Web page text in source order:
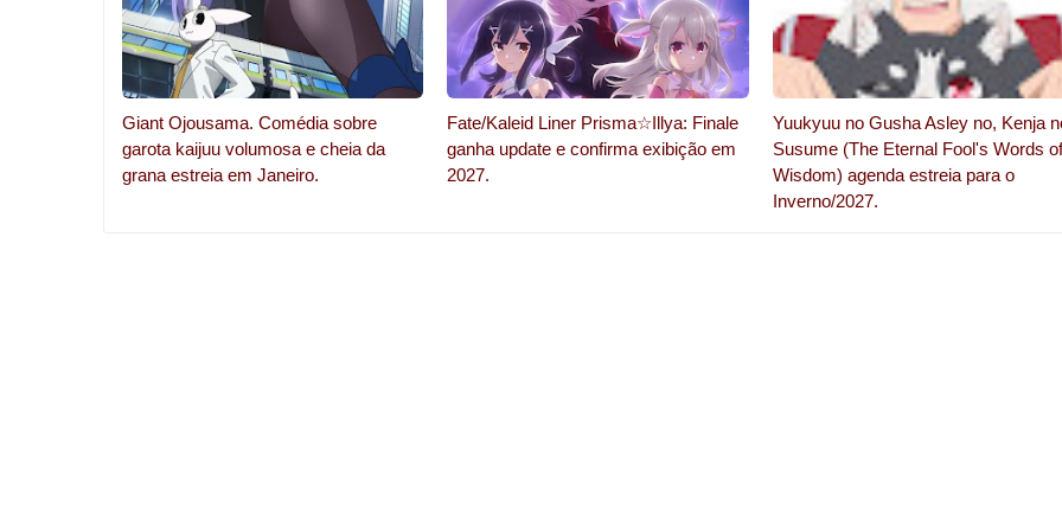
Giant Ojousama. Comédia sobre
garota kaijuu volumosa e cheia da
grana estreia em Janeiro.
Fate/Kaleid Liner Prisma☆Illya: Finale
ganha update e confirma exibição em
2027.
Yuukyuu no Gusha Asley no, Kenja
Susume (The Eternal Fool's Words of
Wisdom) agenda estreia para o
Inverno/2027.